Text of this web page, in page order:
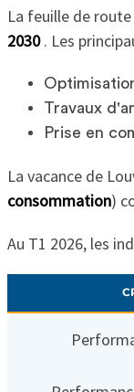
La feuille de
2030. Les
Travaux
Prise en
La vacance de
consommation)
Au T1 2026, les